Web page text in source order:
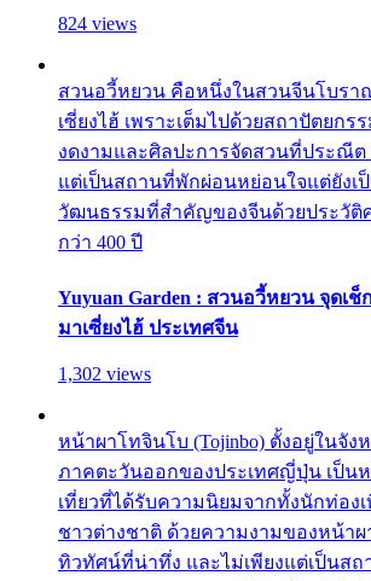
824 views
สวนอวี้หยวน คือหนึ่งในสวนจีนโบรา
เซี่ยงไฮ้ เพราะเต็มไปด้วยสถาปัตยก
งดงามและศิลปะการจัดสวนที่ประณีต
แต่เป็นสถานที่พักผ่อนหย่อนใจแต่ยังเ
วัฒนธรรมที่สำคัญของจีนด้วยประวัติ
กว่า 400 ปี
Yuyuan Garden : สวนอวี้หยวน จุดเ
มาเซี่ยงไฮ้ ประเทศจีน
1,302 views
หน้าผาโทจินโบ (Tojinbo) ตั้งอยู่ในจัง
ภาคตะวันออกของประเทศญี่ปุ่น เป็น
เที่ยวที่ได้รับความนิยมจากทั้งนักท่อง
ชาวต่างชาติ ด้วยความงามของหน้า
ทิวทัศน์ที่น่าทึ่ง และไม่เพียงแต่เป็นสถ